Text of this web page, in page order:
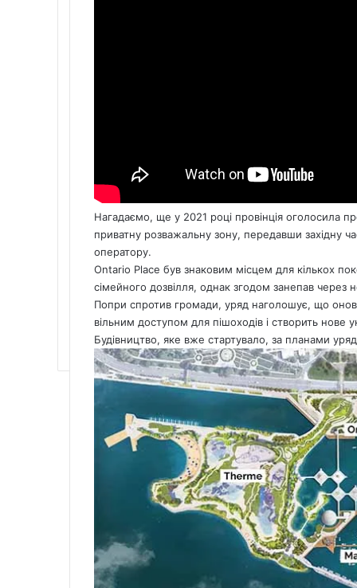
Нагадаємо, ще у 2021 році провінція оголосила
приватну розважальну зону, передавши західну
оператору.
Ontario Place був знаковим місцем для кількох
сімейного дозвілля, однак згодом занепав через
Попри спротив громади, уряд наголошує, що
вільним доступом для пішоходів і створить нове
Будівництво, яке вже стартувало, за планами